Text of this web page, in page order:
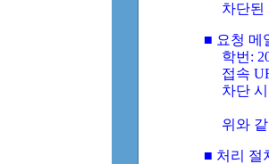
차단된
■ 요청 메
학번:
접속
차단
위와
■ 처리 절